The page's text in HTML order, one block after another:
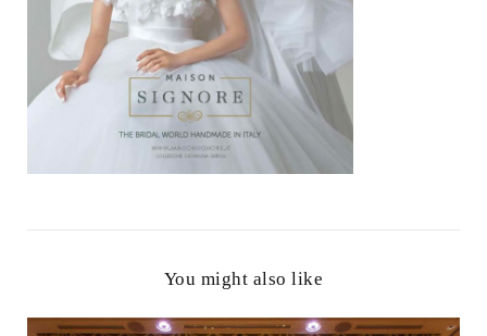
You might also like